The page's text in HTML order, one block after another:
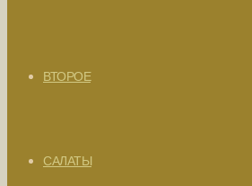
ВТОРОЕ
САЛАТЫ